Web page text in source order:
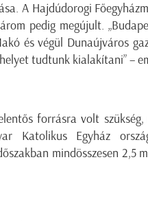
A Hajdúdorogi
pedig megújult.
és végül Dunaújváros
tudtunk kialakítani” –
forrásra volt
Katolikus Egyház
mindösszesen